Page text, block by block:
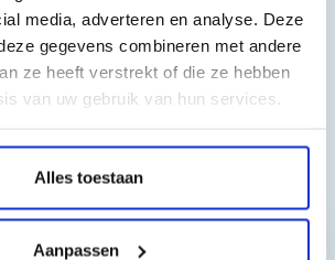
media, adverteren en analyse. Deze
gegevens combineren met andere
ze heeft verstrekt of die ze hebben
van uw gebruik van hun services.
Alles toestaan
Aanpassen
laserprinters:
vraag?
bij het artikel?